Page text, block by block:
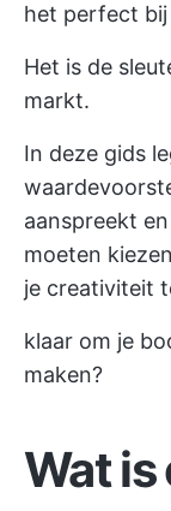
het perfect bij
Het is de
markt.
In deze gids
aanspreekt
moeten
je creativiteit
klaar om je
maken?
Wat is